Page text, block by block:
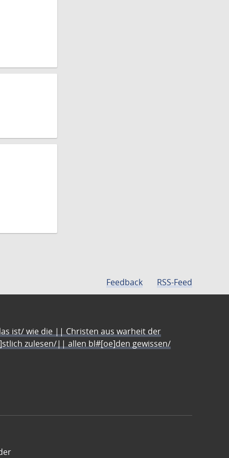
Feedback RSS-Feed
ist/ wie die || Christen aus warheit der
zulesen/|| allen bl#[oe]den gewissen/